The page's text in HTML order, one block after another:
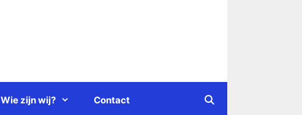
Wie zijn wij? Contact